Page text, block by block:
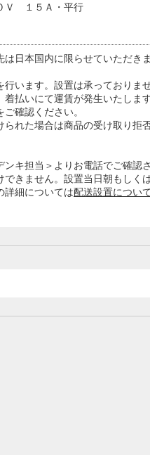
Ｖ １５Ａ・平行
日本国内に限らせていただき
います。設置は承っておりませ
払いにて運賃が発生いたしま
確認ください。
れた場合は商品の受け取り拒
キ担当＞よりお電話でご確認
きません。設置当日朝もしく
詳細については配送設置につい